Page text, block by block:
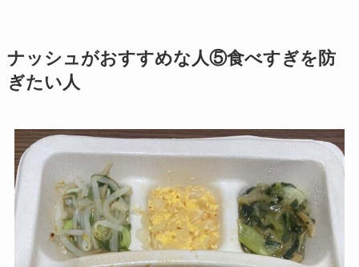
ナッシュがおすすめな人⑤食べすぎを防
ぎたい人